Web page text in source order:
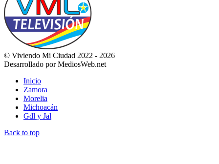
© Viviendo Mi Ciudad 2022 - 2026
Desarrollado por MediosWeb.net
Inicio
Zamora
Morelia
Michoacán
Gdl y Jal
Back to top